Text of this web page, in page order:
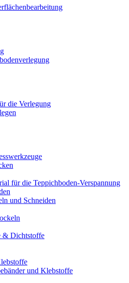
die Verlegung
für die Teppichboden-Verspannung
und Schneiden
& Dichtstoffe
und Klebstoffe